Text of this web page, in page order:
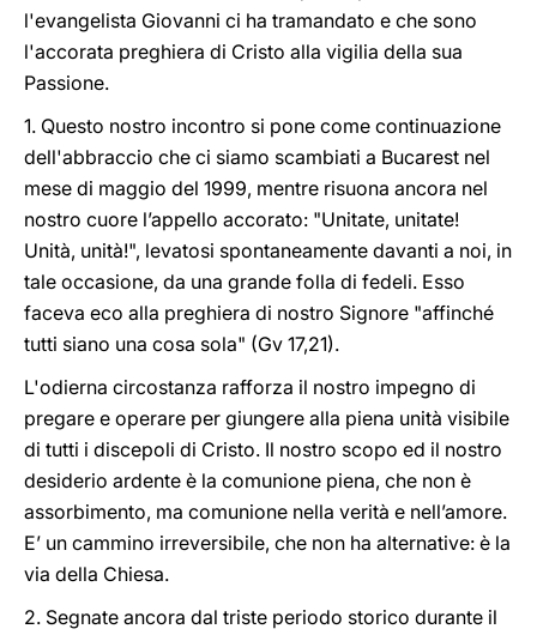
l'evangelista Giovanni ci ha tramandato e che sono
l'accorata preghiera di Cristo alla vigilia della sua
Passione.
1. Questo nostro incontro si pone come continuazione
dell'abbraccio che ci siamo scambiati a Bucarest nel
mese di maggio del 1999, mentre risuona ancora nel
nostro cuore l’appello accorato: "Unitate, unitate!
Unità, unità!", levatosi spontaneamente davanti a noi, in
tale occasione, da una grande folla di fedeli. Esso
faceva eco alla preghiera di nostro Signore "affinché
tutti siano una cosa sola" (Gv 17,21).
L'odierna circostanza rafforza il nostro impegno di
pregare e operare per giungere alla piena unità visibile
di tutti i discepoli di Cristo. Il nostro scopo ed il nostro
desiderio ardente è la comunione piena, che non è
assorbimento, ma comunione nella verità e nell’amore.
E’ un cammino irreversibile, che non ha alternative: è la
via della Chiesa.
2. Segnate ancora dal triste periodo storico durante il